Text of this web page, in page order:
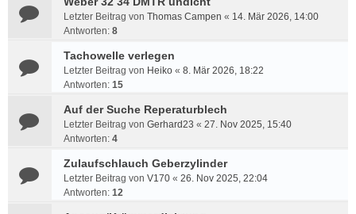
Letzter Beitrag von Thomas Campen « 14. Mär 2026, 14:00
Antworten: 8
Tachowelle verlegen
Letzter Beitrag von Heiko « 8. Mär 2026, 18:22
Antworten: 15
Auf der Suche Reperaturblech
Letzter Beitrag von Gerhard23 « 27. Nov 2025, 15:40
Antworten: 4
Zulaufschlauch Geberzylinder
Letzter Beitrag von V170 « 26. Nov 2025, 22:04
Antworten: 12